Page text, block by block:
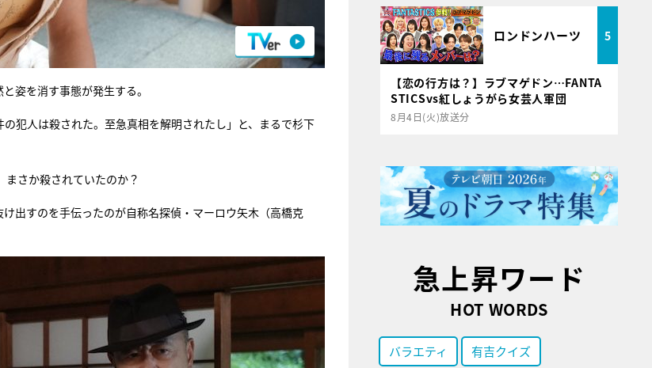
姿を消す事態が発生する。
犯人は殺された。至急真相を解明されたし」と、まるで杉下
さか殺されていたのか？
出すのを手伝ったのが自称名探偵・マーロウ矢木（高橋克
ロンドンハーツ 5
【恋の行方は？】ラブマゲドン…FANTA
STICSvs紅しょうがら女芸人軍団
8月4日(火)放送分
急上昇ワード
HOT WORDS
バラエティ 有吉クイズ